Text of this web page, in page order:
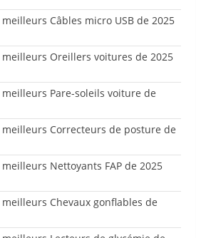
Câbles micro USB de 2025
Oreillers voitures de 2025
Pare-soleils voiture de
Correcteurs de posture de
Nettoyants FAP de 2025
Chevaux gonflables de